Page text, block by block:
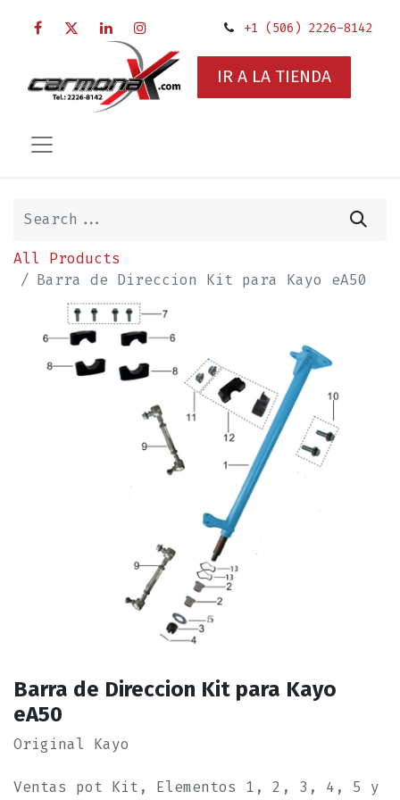
+1 (506) 2226-8142
IR A LA TIENDA
All Products
Barra de Direccion Kit para Kayo eA50
Barra de Direccion Kit para Kayo
eA50
Original Kayo
Ventas pot Kit, Elementos 1, 2, 3, 4, 5 y